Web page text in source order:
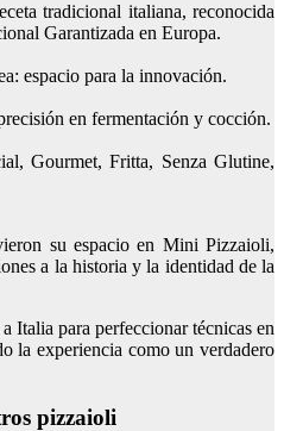
tradicional italiana, reconocida
Garantizada en Europa.
espacio para la innovación.
en fermentación y cocción.
Gourmet, Fritta, Senza Glutine,
su espacio en Mini Pizzaioli,
a la historia y la identidad de la
Italia para perfeccionar técnicas en
la experiencia como un verdadero
pizzaioli